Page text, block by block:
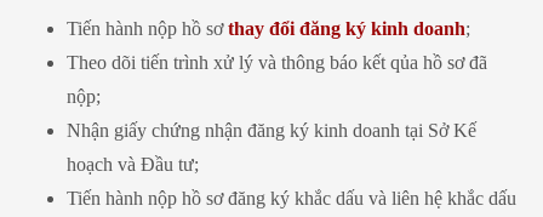
Tiến hành nộp hồ sơthay đổi đăng ký kinh doanh;
Theo dõi tiến trình xử lý và thông báo kết qủa hồ sơ đã
nộp;
Nhận giấy chứng nhận đăng ký kinh doanh tại Sở Kế
hoạch và Đầu tư;
Tiến hành nộp hồ sơ đăng ký khắc dấu và liên hệ khắc dấu